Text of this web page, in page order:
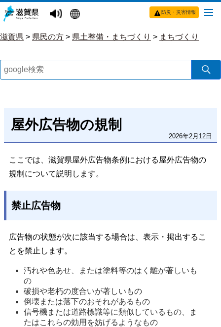
防災・災害情報
滋賀県 > 県民の方 > 県土整備・まちづくり > まちづくり
屋外広告物の規制
2026年2月12日
ここでは、滋賀県屋外広告物条例における屋外広告物の
規制について説明します。
禁止広告物
広告物の状態が次に該当する場合は、表示・掲出するこ
とを禁止します。
汚れや色あせ、または塗料等のはく離が著しいも
の
破損や老朽の度合いが著しいもの
倒壊または落下のおそれがあるもの
信号機または道路標識等に類似しているもの、ま
たはこれらの効用を妨げるようなもの